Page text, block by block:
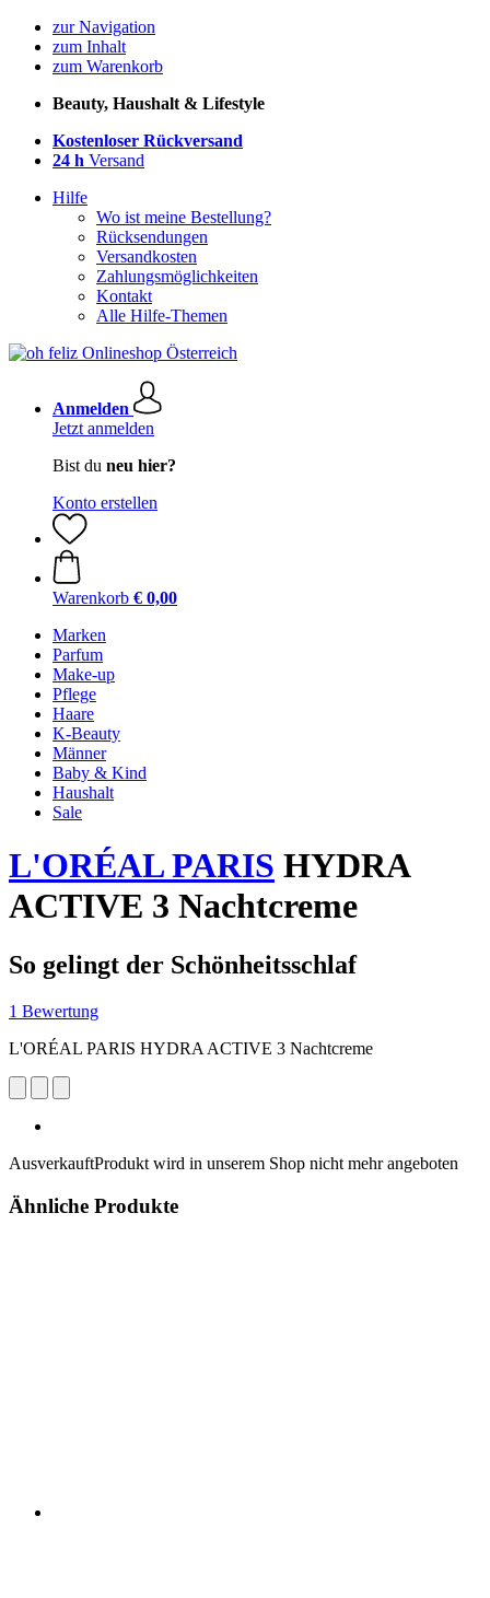
zur Navigation
zum Inhalt
zum Warenkorb
Beauty, Haushalt & Lifestyle
Kostenloser Rückversand
24 h Versand
Hilfe
Wo ist meine Bestellung?
Rücksendungen
Versandkosten
Zahlungsmöglichkeiten
Kontakt
Alle Hilfe-Themen
Anmelden
Jetzt anmelden
Bist du neu hier?
Konto erstellen
Warenkorb € 0,00
Marken
Parfum
Make-up
Pflege
Haare
K-Beauty
Männer
Baby & Kind
Haushalt
Sale
L'ORÉAL PARIS HYDRA
ACTIVE 3 Nachtcreme
So gelingt der Schönheitsschlaf
1 Bewertung
L'ORÉAL PARIS HYDRA ACTIVE 3 Nachtcreme
AusverkauftProdukt wird in unserem Shop nicht mehr angeboten
Ähnliche Produkte